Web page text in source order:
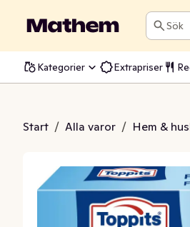
Sök
Kategorier Extrapriser
Start / Alla varor / Hem &
6L